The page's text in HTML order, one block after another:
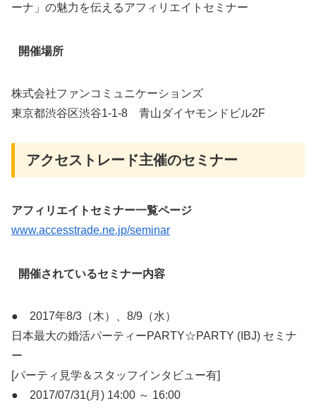
ーナ」の魅力を伝えるアフィリエイトセミナー
開催場所
株式会社ファンコミュニケーションズ
東京都渋谷区渋谷1-1-8 青山ダイヤモンドビル2F
アクセストレード主催のセミナー
アフィリエイトセミナー一覧ページ
www.accesstrade.ne.jp/seminar
開催されているセミナー内容
● 2017年8/3（木）、8/9（水）
日本最大の婚活パーティーPARTY☆PARTY (IBJ) セミナ
ー
[パーティ見学＆スタッフインタビュー有]
● 2017/07/31(月) 14:00 ～ 16:00